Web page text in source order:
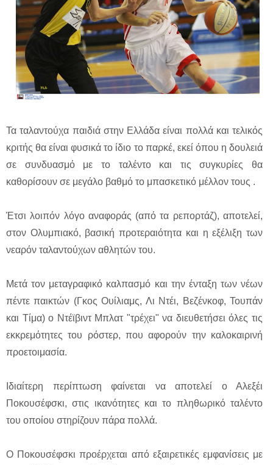
Τα ταλαντούχα παιδιά στην Ελλάδα είναι πολλά και τελικός
κριτής θα είναι φυσικά το ίδιο το παρκέ, εκεί όπου η δουλειά
σε συνδυασμό με το ταλέντο και τις συγκυρίες θα
καθορίσουν σε μεγάλο βαθμό το μπασκετικό μέλλον τους .
Έτσι λοιπόν λόγο αναφοράς (από τα ρεπορτάζ), αποτελεί,
στον Ολυμπιακό, βασική προτεραιότητα και η εξέλιξη των
νεαρόν ταλαντούχων αθλητών του.
Μετά τον μεταγραφικό καλπασμό και την ένταξη των νέων
πέντε παικτών (Γκος Ουίλιαμς, Λι Ντέι, Βεζένκοφ, Τουπάν
και Τίμα) ο Ντέϊβιντ Μπλατ "τρέχει" να διευθετήσει όλες τις
εκκρεμότητες του ρόστερ, που αφορούν την καλοκαιρινή
προετοιμασία.
Ιδιαίτερη περίπτωση φαίνεται να αποτελεί ο Αλεξέι
Ποκουσέφσκι, στις ικανότητες και το πληθωρικό ταλέντο
του οποίου στηρίζουν πάρα πολλά.
Ο Ποκουσέφσκι προέρχεται από εξαιρετικές εμφανίσεις με